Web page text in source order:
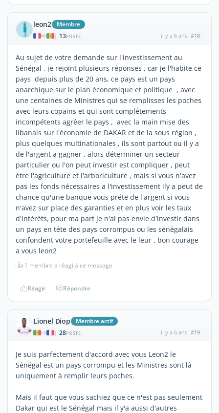
leon2 Membre
| 13POSTS il y a 6 ans #18
Au sujet de votre demande sur l'investissement au
Sénégal , je rejoint plusieurs réponses , car je l'habite ce
pays depuis plus de 20 ans, ce pays est un pays
anarchique sur le plan économique et politique , avec
une centaines de Ministres qui se remplisses les poches
avec leurs copains et qui sont complétements
incompétents agréer le pays , avec la main mise des
libanais sur l'économie de DAKAR et de la sous région ,
plus quelques multinationales , ils sont partout ou il y a
de l'argent a gagner , alors déterminer un secteur
particulier ou l'on peut investir est compliquer , peut
étre l'agriculture et l'arboriculture , mais si vous n'avez
pas les fonds nécessaires a l'investissement ily a peut de
chance qu'une banque vous préte de l'argent si vous
n'avez sur place des garanties et en plus voir les taux
d'intéréts, pour ma part je n'ai pas envie d'investir dans
un pays en téte des pays corrompus ou les sénégalais
confondent votre portefeuille avec le leur , bon courage
a vous leon2
👍 1 membre a réagi à ce message
Réagir Répondre
Lionel Diop Membre actif
| 28POSTS il y a 6 ans #19
Je suis parfectement d'accord avec vous Leon2 le
Sénégal est un pays corrompu et les Ministres sont là
uniquement à remplir leurs poches.
Mais il faut que vous sachiez que ce n'est pas seulement
Dakar qui est le Sénégal mais il y'a aussi d'autres